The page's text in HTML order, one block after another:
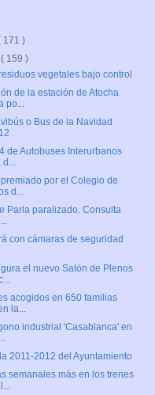
171 )
( 159 )
vegetales bajo control
de la estación de Atocha
po...
o Bus de la Navidad
de Autobuses Interurbanos
d...
por el Colegio de
d...
Parla paralizado. Consulta
con cámaras de seguridad
el nuevo Salón de Plenos
acogidos en 650 familias
la...
industrial 'Casablanca' en
2011-2012 del Ayuntamiento
semanales más en los trenes